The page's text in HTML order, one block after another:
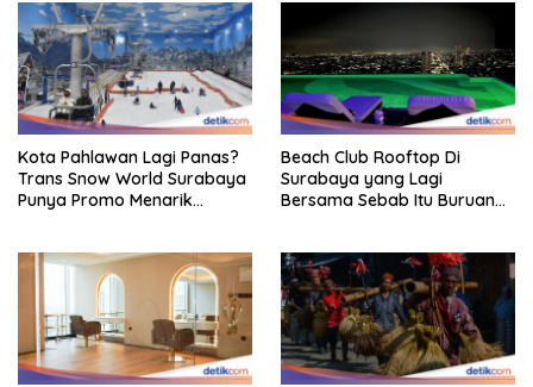
Kota Pahlawan Lagi Panas?
Trans Snow World Surabaya
Punya Promo Menarik
Beach Club Rooftop Di
Surabaya yang Lagi
Bersama Sebab Itu Buruan